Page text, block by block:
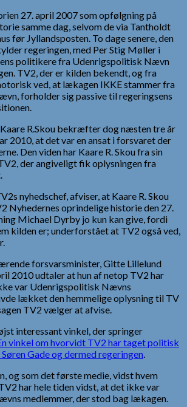
27. april 2007 som opfølgning på
samme dag, selvom de via Tantholdt
før Jyllandsposten. To dage senere, den
regeringen, med Per Stig Møller i
politikere fra Udenrigspolitisk Nævn
TV2, der er kilden bekendt, og fra
ved, at lækagen IKKE stammer fra
forholder sig passive til regeringsens
R.Skou bekræfter dog næsten tre år
2010, at det var en ansat i forsvaret der
Den viden har Kaare R. Skou fra sin
der angiveligt fik oplysningen fra
nyhedschef, afviser, at Kaare R. Skou
Nyhedernes oprindelige historie den 27.
Michael Dyrby jo kun kan give, fordi
kilden er; underforstået at TV2 også ved,
forsvarsminister, Gitte Lillelund
2010 udtaler at hun af netop TV2 har
var Udenrigspolitisk Nævns
lækket den hemmelige oplysning til TV
TV2 vælger at afvise.
interessant vinkel, der springer
vinkel om hvorvidt TV2 har taget politisk
Gade og dermed regeringen.
og som det første medie, vidst hvem
har hele tiden vidst, at det ikke var
medlemmer, der stod bag lækagen.